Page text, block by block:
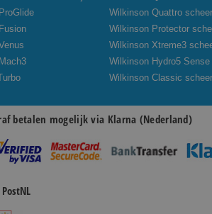
Wilkinson Quattro
Wilkinson Protector
Wilkinson Xtreme3
Wilkinson Hydro5
Wilkinson Classic
betalen mogelijk via Klarna (Nederland)